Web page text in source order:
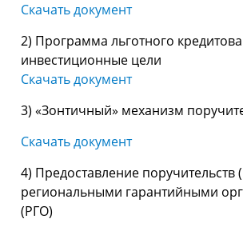
Скачать документ
2) Программа льготного
инвестиционные цели
Скачать документ
3) «Зонтичный» механизм
Скачать документ
4) Предоставление поручительств
региональными гарантийными
(РГО)